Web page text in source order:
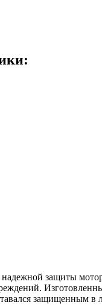
защиты
защищенным в